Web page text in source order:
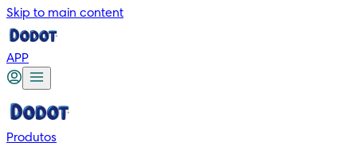
Skip to main content
APP
Produtos